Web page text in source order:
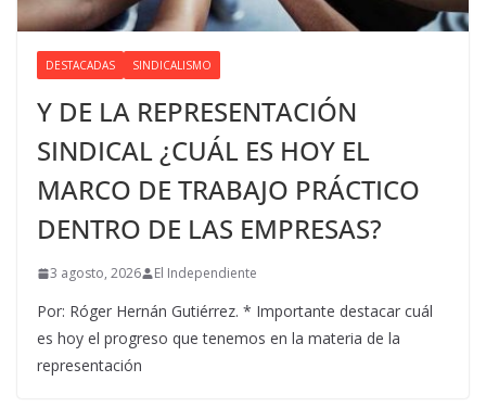
DESTACADAS SINDICALISMO
Y DE LA REPRESENTACIÓN
SINDICAL ¿CUÁL ES HOY EL
MARCO DE TRABAJO PRÁCTICO
DENTRO DE LAS EMPRESAS?
3 agosto, 2026 El Independiente
Por: Róger Hernán Gutiérrez. * Importante destacar cuál
es hoy el progreso que tenemos en la materia de la
representación